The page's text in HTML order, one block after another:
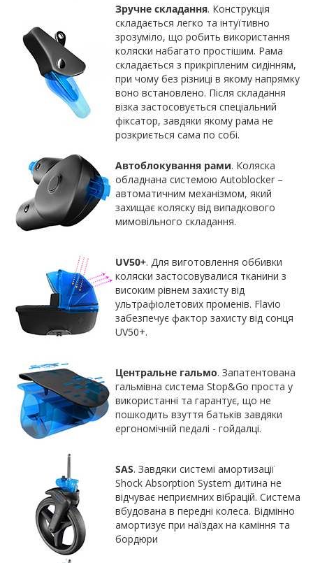
Зручне складання. Конструкція
складається легко та інтуїтивно
зрозуміло, що робить використання
коляски набагато простішим. Рама
складається з прикріпленим сидінням,
при чому без різниці в якому напрямку
воно встановлено. Після складання
візка застосовується спеціальний
фіксатор, завдяки якому рама не
розкриється сама по собі.
Автоблокування рами. Коляска
обладнана системою Autoblocker –
автоматичним механізмом, який
захищає коляску від випадкового
мимовільного складання.
UV50+. Для виготовлення оббивки
коляски застосовувалися тканини з
високим рівнем захисту від
ультрафіолетових променів. Flavio
забезпечує фактор захисту від сонця
UV50+.
Центральне гальмо. Запатентована
гальмівна система Stop&Go проста у
використанні та гарантує, що не
пошкодить взуття батьків завдяки
ергономічній педалі - гойдалці.
SAS. Завдяки системі амортизації
Shock Absorption System дитина не
відчуває неприємних вібрацій. Система
вбудована в передні колеса. Відмінно
амортизує при наїздах на каміння та
бордюри